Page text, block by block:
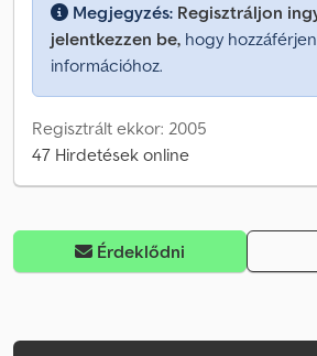
Megjegyzés: Regisztráljon
jelentkezzen be, hogy
információhoz.
Regisztrált ekkor: 2005
47 Hirdetések online
Érdeklődni